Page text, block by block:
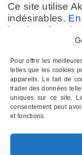
Pour offrir les
telles que les cookies
appareils. Le fait de
traiter des données
uniques sur ce site.
consentement peut
et fonctions.
Ce site utilise
indésirables.
les données de
INSTITUT